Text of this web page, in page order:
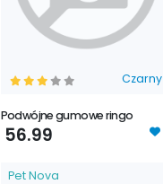
Czarny
Podwójne gumowe ringo
56.99
Pet Nova